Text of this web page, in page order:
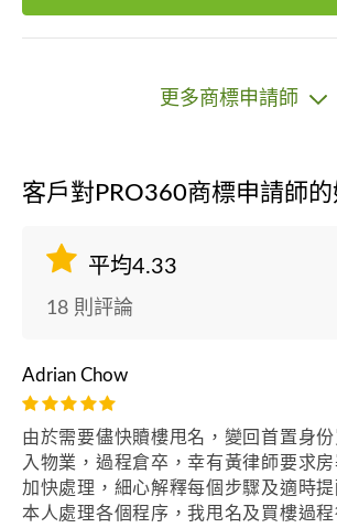
更多商標申請師
客戶對PRO360商標申請師
平均4.33
18 則評論
Adrian Chow
由於需要儘快贖樓甩名，變回首置身份
入物業，過程倉卒，幸有黃律師要求
加快處理，細心解釋每個步驟及適時提
本人處理各個程序，我甩名及買樓過程